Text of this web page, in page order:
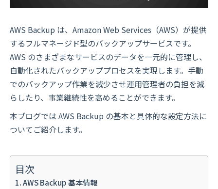
AWS Backup は、Amazon Web Services（AWS）が提供
するフルマネージド型のバックアップサービスです。
AWS のさまざまなサービスのデータを一元的に管理し、
自動化されたバックアッププロセスを実現します。手動
でのバックアップ作業を減少させ運用管理者の負担を減
らしたり、事業継続性を高めることができます。
本ブログでは AWS Backup の基本と具体的な設定方法に
ついてご紹介します。
目次
AWS Backup 基本情報